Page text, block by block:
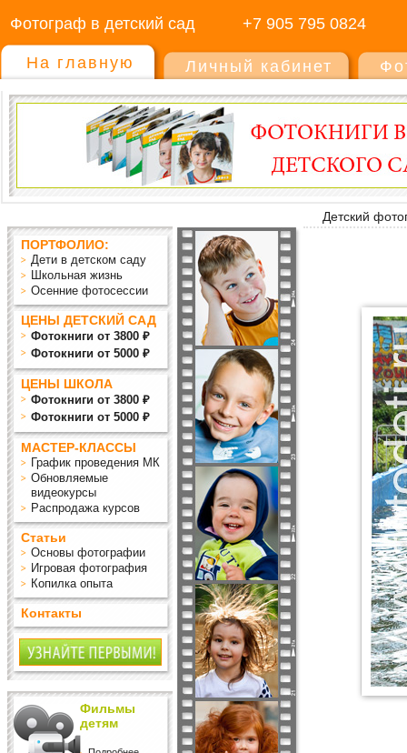
Фотограф в детский сад +7 905 795 0824
На главную Личный кабинет
Детский
ПОРТФОЛИО:
Дети в детском саду
Школьная жизнь
Осенние фотосессии
ЦЕНЫ ДЕТСКИЙ САД
Фотокниги от 3800 ₽
Фотокниги от 5000 ₽
ЦЕНЫ ШКОЛА
Фотокниги от 3800 ₽
Фотокниги от 5000 ₽
МАСТЕР-КЛАССЫ
График проведения МК
Обновляемые
видеокурсы
Распродажа курсов
Статьи
Основы фотографии
Игровая фотография
Копилка опыта
Контакты
Фильмы
детям